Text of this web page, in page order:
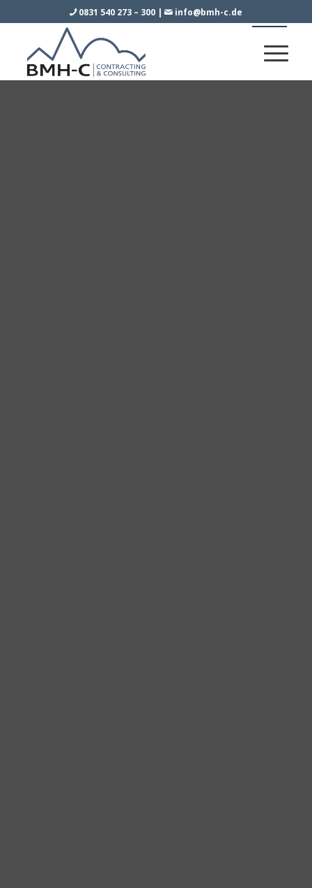
0831 540 273 – 300| info@bmh-c.de